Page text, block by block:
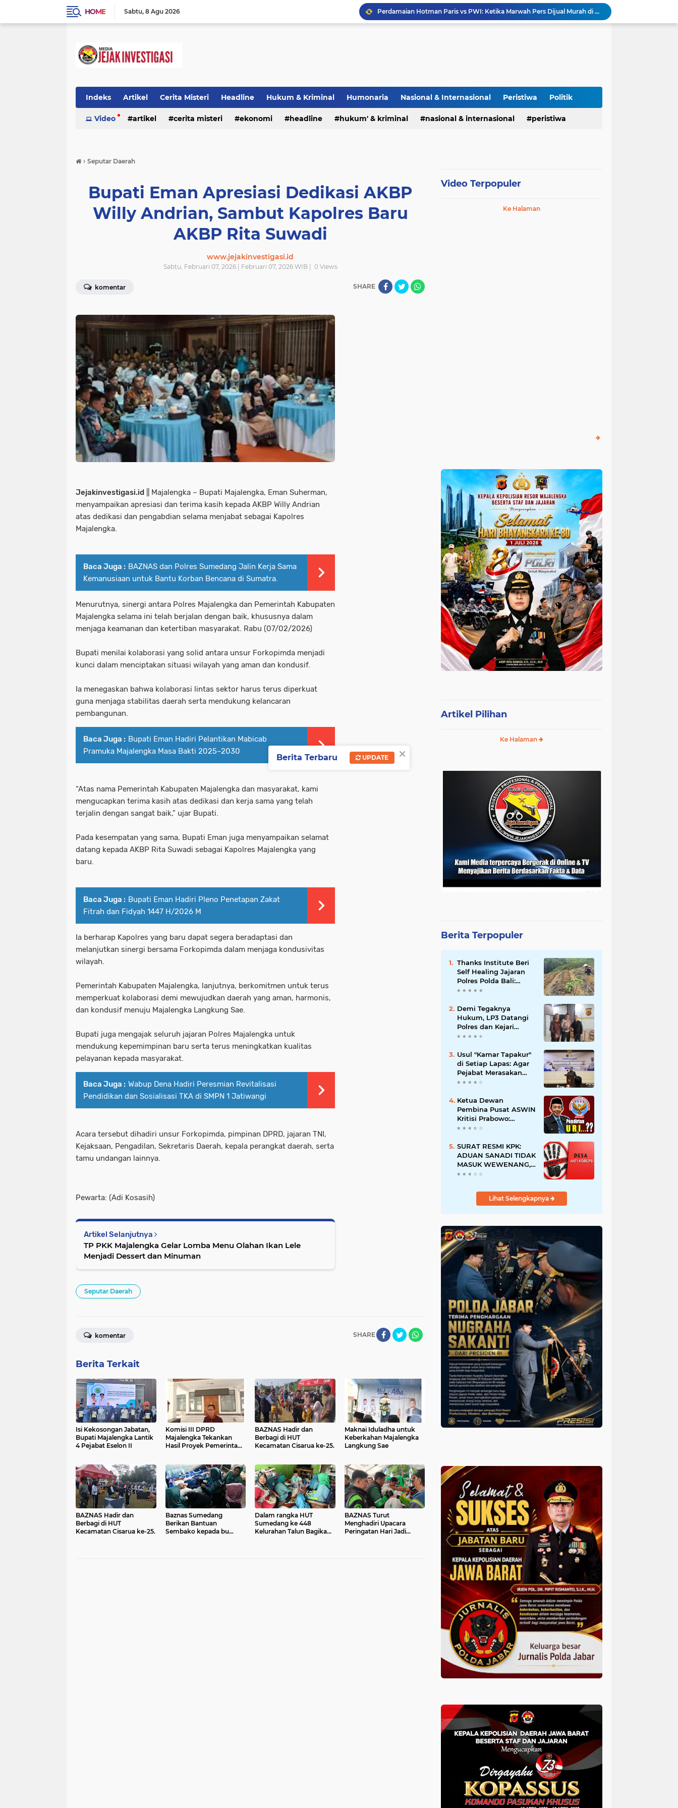
HOME Sabtu 8 Agu 2026
Puluhan Tahun Tanpa Izin SIPA, RS Jantung Hasna Medika Cirebon Diduga Ambil Air Tanah Secara Ilegal; Advokat Kirim Surat Somasi
Kapolres Pidie Pererat Silaturahmi dengan Pimpinan HUDA Pidie, Ajak Jaga Damai Aceh dan Semarakkan HUT RI ke-81
Kapolda Jabar dan Gubernur KDM Perkuat Sinergi Berantas Kejahatan Jalanan Demi Jawa Barat Aman
Indeks Artikel Cerita Misteri Headline Hukum & Kriminal Humonaria Nasional & Internasional Peristiwa Politik
Prestasi Ragam Info Seputar Daerah TNI & POLRI UU Pers
Video artikel cerita misteri ekonomi headline hukum' & kriminal nasional & internasional peristiwa
› Seputar Daerah
Bupati Eman Apresiasi Dedikasi AKBP
Willy Andrian, Sambut Kapolres Baru
AKBP Rita Suwadi
www.jejakinvestigasi.id
Sabtu, Februari 07, 2026 | Februari 07, 2026 WIB | 0Views
komentar SHARE
Jejakinvestigasi.id
|| Majalengka – Bupati Majalengka, Eman Suherman,
menyampaikan apresiasi dan terima kasih kepada AKBP Willy Andrian
atas dedikasi dan pengabdian selama menjabat sebagai Kapolres
Majalengka.
Baca Juga : BAZNAS dan Polres Sumedang Jalin Kerja Sama
Kemanusiaan untuk Bantu Korban Bencana di Sumatra.
Menurutnya, sinergi antara Polres Majalengka dan Pemerintah Kabupaten
Majalengka selama ini telah berjalan dengan baik, khususnya dalam
menjaga keamanan dan ketertiban masyarakat. Rabu (07/02/2026)
Bupati menilai kolaborasi yang solid antara unsur Forkopimda menjadi
kunci dalam menciptakan situasi wilayah yang aman dan kondusif.
Ia menegaskan bahwa kolaborasi lintas sektor harus terus diperkuat
guna menjaga stabilitas daerah serta mendukung kelancaran
pembangunan.
Baca Juga : Bupati Eman Hadiri Pelantikan Mabicab
Pramuka Majalengka Masa Bakti 2025–2030
“Atas nama Pemerintah Kabupaten Majalengka dan masyarakat, kami
mengucapkan terima kasih atas dedikasi dan kerja sama yang telah
terjalin dengan sangat baik,” ujar Bupati.
Pada kesempatan yang sama, Bupati Eman juga menyampaikan selamat
datang kepada AKBP Rita Suwadi sebagai Kapolres Majalengka yang
baru.
Baca Juga : Bupati Eman Hadiri Pleno Penetapan Zakat
Fitrah dan Fidyah 1447 H/2026 M
Ia berharap Kapolres yang baru dapat segera beradaptasi dan
melanjutkan sinergi bersama Forkopimda dalam menjaga kondusivitas
wilayah.
Pemerintah Kabupaten Majalengka, lanjutnya, berkomitmen untuk terus
memperkuat kolaborasi demi mewujudkan daerah yang aman, harmonis,
dan kondusif menuju Majalengka Langkung Sae.
Bupati juga mengajak seluruh jajaran Polres Majalengka untuk
mendukung kepemimpinan baru serta terus meningkatkan kualitas
pelayanan kepada masyarakat.
Baca Juga : Wabup Dena Hadiri Peresmian Revitalisasi
Pendidikan dan Sosialisasi TKA di SMPN 1 Jatiwangi
Acara tersebut dihadiri unsur Forkopimda, pimpinan DPRD, jajaran TNI,
Kejaksaan, Pengadilan, Sekretaris Daerah, kepala perangkat daerah, serta
tamu undangan lainnya.
Pewarta: (Adi Kosasih)
Artikel Selanjutnya
TP PKK Majalengka Gelar Lomba Menu Olahan Ikan Lele
Menjadi Dessert dan Minuman
Seputar Daerah
SHARE
komentar
Berita Terkait
Isi Kekosongan Jabatan,
Bupati Majalengka Lantik
4 Pejabat Eselon II
Komisi III DPRD
Majalengka Tekankan
Hasil Proyek Pemerintah
BAZNAS Hadir dan
Berbagi di HUT
Kecamatan Cisarua ke-25.
Maknai Iduladha untuk
Keberkahan Majalengka
Langkung Sae
BAZNAS Hadir dan
Berbagi di HUT
Kecamatan Cisarua ke-25.
Baznas Sumedang
Berikan Bantuan
Sembako kepada bu
Dalam rangka HUT
Sumedang ke 448
Kelurahan Talun Bagikan
BAZNAS Turut
Menghadiri Upacara
Peringatan Hari Jadi
Video Terpopuler
Ke Halaman
Artikel Pilihan
Ke Halaman
Berita Terpopuler
Thanks Institute Beri
Self Healing Jajaran
Polres Polda Bali:
Mantapkan Program
Demi Tegaknya
Hukum, LP3 Datangi
Polres dan Kejari
Majalengka; Minta
Proporsional:
Restoratif untuk
Lemah, Tegas untuk
Narkoba & Oknum
Usul "Kamar Tapakur"
di Setiap Lapas: Agar
Pejabat Merasakan
Suasana Penjara, Tak
Menyalahgunakan
Amanah
Ketua Dewan
Pembina Pusat ASWIN
Kritisi Prabowo:
Evaluasi Pendirian
Mendesak Sebaiknya
Dibatalkan
SURAT RESMI KPK:
ADUAN SANADI TIDAK
MASUK WEWENANG,
DESA BABAKAN
DESA ANTI KORUPSI
OLEH KEJAKSAAN
Lihat Selengkapnya
×
Berita Terbaru UPDATE